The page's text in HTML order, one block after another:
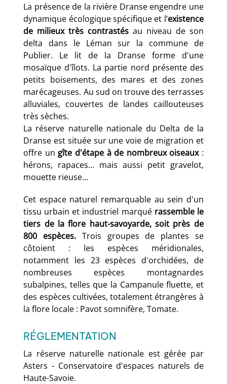
La présence de la rivière Dranse engendre une
dynamique écologique spécifique et l’existence
de milieux très contrastés au niveau de son
delta dans le Léman sur la commune de
Publier. Le lit de la Dranse forme d'une
mosaïque d'îlots. La partie nord présente des
petits boisements, des mares et des zones
marécageuses. Au sud on trouve des terrasses
alluviales, couvertes de landes caillouteuses
très sèches.
La réserve naturelle nationale du Delta de la
Dranse est située sur une voie de migration et
offre un gîte d'étape à de nombreux oiseaux:
hérons, rapaces... mais aussi petit gravelot,
mouette rieuse...
Cet espace naturel remarquable au sein d'un
tissu urbain et industriel marquérassemble le
tiers de la flore haut-savoyarde, soit près de
800 espèces. Trois groupes de plantes se
côtoient : les espèces méridionales,
notamment les 23 espèces d'orchidées, de
nombreuses espèces montagnardes
subalpines, telles que la Campanule fluette, et
des espèces cultivées, totalement étrangères à
la flore locale : Pavot somnifère, Tomate.
RÉGLEMENTATION
La réserve naturelle nationale est gérée par
Asters - Conservatoire d'espaces naturels de
Haute-Savoie.